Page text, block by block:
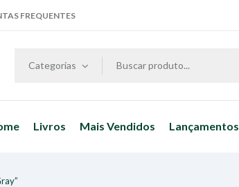
FREQUENTES
Categorias
Livros Mais Vendidos Lançamentos